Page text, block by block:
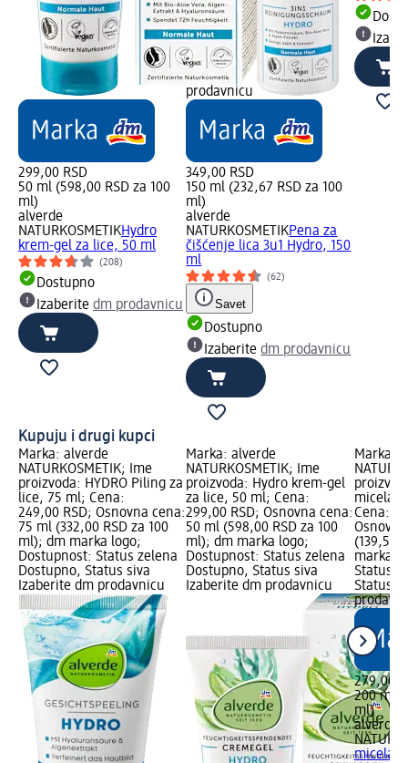
299,00 RSD
50 ml (598,00 RSD za 100
ml)
alverde
NATURKOSMETIKHydro
krem-gel za lice, 50 ml
(208)
Dostupno
Izaberite dm prodavnicu
prodavnicu
349,00 RSD
150 ml (232,67 RSD za 100
ml)
alverde
NATURKOSMETIKPena za
čišćenje lica 3u1 Hydro, 150
ml
(62)
Savet
Dostupno
Izaberitedm prodavnicu
Kupuju i drugi kupci
Marka: alverde
NATURKOSMETIK; Ime
proizvoda: HYDRO Piling za
lice, 75 ml; Cena:
249,00 RSD; Osnovna cena:
75 ml (332,00 RSD za 100
ml); dm marka logo;
Dostupnost: Status zelena
Dostupno, Status siva
Izaberite dm prodavnicu
Marka: alverde
NATURKOSMETIK; Ime
proizvoda: Hydro krem-gel
za lice, 50 ml; Cena:
299,00 RSD; Osnovna cena:
50 ml (598,00 RSD za 100
ml); dm marka logo;
Dostupnost: Status zelena
Dostupno, Status siva
Izaberite dm prodavnicu
Marka:
Cena:
(139,50
marka
Status
Status
279,00
200 ml
ml)
alverde